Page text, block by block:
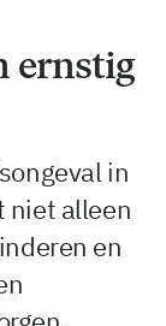
ernstig
in
niet alleen
en